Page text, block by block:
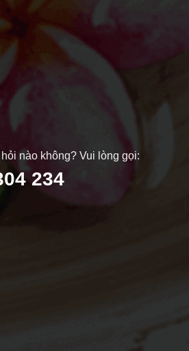
nào không? Vui lòng gọi:
234